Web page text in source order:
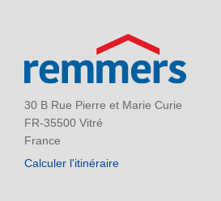
30 B Rue Pierre et Marie Curie
FR-35500 Vitré
France
Calculer l'itinéraire